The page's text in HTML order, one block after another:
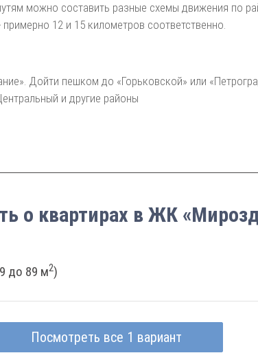
можно составить разные схемы движения по
12 и 15 километров соответственно.
Дойти пешком до «Горьковской» или
и другие районы
о квартирах в ЖК
до 89 м2)
Посмотреть все 1 вариант